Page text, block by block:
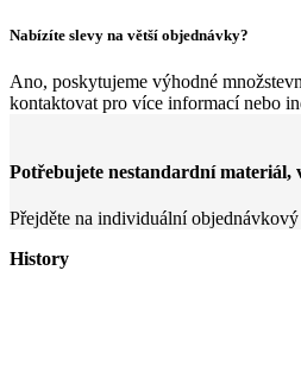
Nabízíte slevy na větší objednávky?
Ano, poskytujeme výhodné
kontaktovat pro více informací nebo
Potřebujete nestandardní materiál,
Přejděte na individuální
History